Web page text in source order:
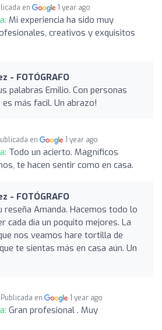
en 1 year ago
Mi experiencia ha sido muy
creativos y exquisitos
- FOTÓGRAFO
palabras Emilio. Con personas
más facil. Un abrazo!
en 1 year ago
Todo un acierto. Magníficos
te hacen sentir como en casa.
- FOTÓGRAFO
reseña Amanda. Hacemos todo lo
cada día un poquito mejores. La
nos veamos hare tortilla de
te sientas más en casa aún. Un
Publicada en 1 year ago
Gran profesional . Muy